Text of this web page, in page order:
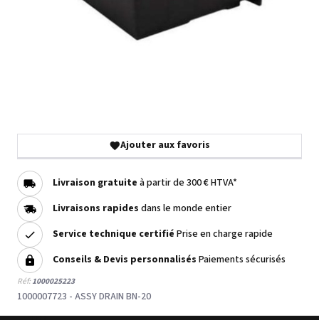
Ajouter aux favoris
Livraison gratuite à partir de 300 € HTVA*
Livraisons rapides dans le monde entier
Service technique certifié Prise en charge rapide
Conseils & Devis personnalisés Paiements sécurisés
Réf:1000025223
1000007723 - ASSY DRAIN BN-20